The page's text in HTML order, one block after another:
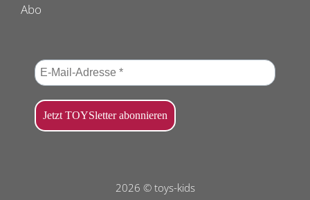
Abo
2026 © toys-kids